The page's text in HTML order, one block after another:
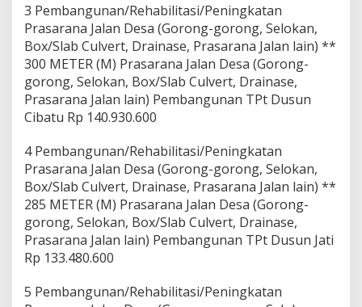
3 Pembangunan/Rehabilitasi/Peningkatan
Prasarana Jalan Desa (Gorong-gorong, Selokan,
Box/Slab Culvert, Drainase, Prasarana Jalan lain) **
300 METER (M) Prasarana Jalan Desa (Gorong-
gorong, Selokan, Box/Slab Culvert, Drainase,
Prasarana Jalan lain) Pembangunan TPt Dusun
Cibatu Rp 140.930.600
4 Pembangunan/Rehabilitasi/Peningkatan
Prasarana Jalan Desa (Gorong-gorong, Selokan,
Box/Slab Culvert, Drainase, Prasarana Jalan lain) **
285 METER (M) Prasarana Jalan Desa (Gorong-
gorong, Selokan, Box/Slab Culvert, Drainase,
Prasarana Jalan lain) Pembangunan TPt Dusun Jati
Rp 133.480.600
5 Pembangunan/Rehabilitasi/Peningkatan